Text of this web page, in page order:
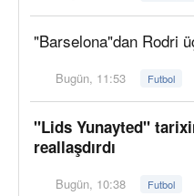
"Barselona"dan Rodri
Bugün, 11:53 Futbol
"Lids Yunayted"
reallaşdırdı
Bugün, 10:38 Futbol